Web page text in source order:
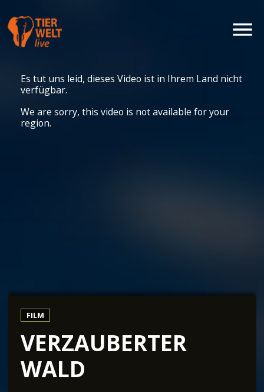
Es tut uns leid, dieses Video ist in Ihrem Land nicht
verfügbar.
We are sorry, this video is not available for your
region.
FILM
VERZAUBERTER
WALD